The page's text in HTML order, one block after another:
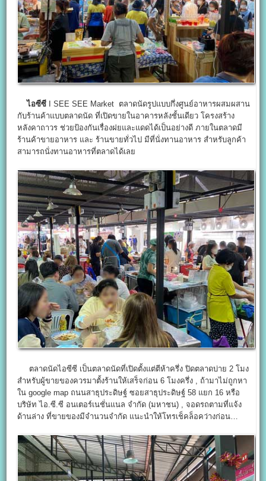
ไอซีซี
I SEE SEE Market ตลาดนัดรูปแบบกึ่งศูนย์อาหารผสมผสาน
กับร้านค้าแบบตลาดนัด ที่เปิดขายในอาคารหลังชั้นเดียว โครงสร้าง
หลังคาถาวร ช่วยป้องกันเรื่องฝยและแดดได้เป็นอย่างดี ภายในตลาดมี
ร้านค้าขายอาหาร และ ร้านขายทั่วไป มีที่นั่งทานอาหาร สำหรับลูกค้า
สามารถนั่งทานอาหารที่ตลาดได้เลย
ตลาดนัดไอซีซี เป็นตลาดนัดที่เปิดตั้งแต่ตีห้าครึ่ง ปิดตลาดบ่าย 2 โมง
สำหรับผู้ขายของควรมาตั้งร้านให้เสร็จก่อน 6 โมงครึ่ง , ถ้ามาไม่ถูกหา
ใน google map ถนนสาธุประดิษฐ์ ซอยสาธุประดิษฐ์ 58 แยก 16 หรือ
บริษัท ไอ.ซี.ซี อนเตอร์เนชั่นแนล จำกัด (มหาชน) , จอดรถตามที่แจ้ง
ด้านล่าง ที่ขายของมีจำนวนจำกัด แนะนำให้โทรเช็คล็อคว่างก่อน…